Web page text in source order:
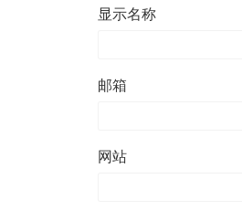
显示名称
邮箱
网站